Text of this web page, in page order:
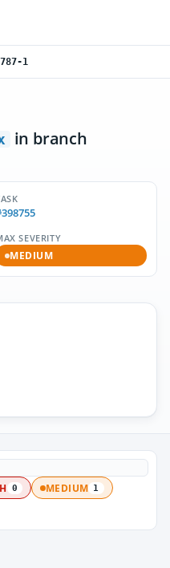
1
in branch
SEVERITY
MEDIUM
0 MEDIUM 1